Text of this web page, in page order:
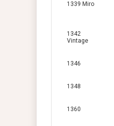
1339 Miro
1342
Vintage
1346
1348
1360